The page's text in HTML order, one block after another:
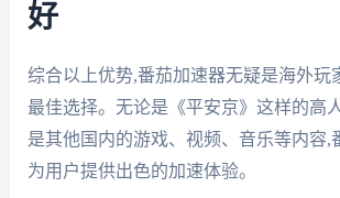
好
综合以上优势,番茄加速器无疑是海外玩
最佳选择。无论是《平安京》这样的高
是其他国内的游戏、视频、音乐等内容,
为用户提供出色的加速体验。